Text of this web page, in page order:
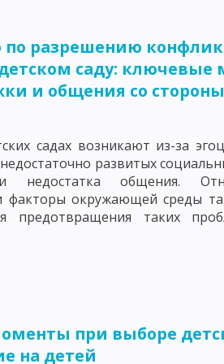
ПЕТЕРСОНА
УЧЕБНОГО ПРОЦЕССА
ПРОЦЕССА
ОБУЧЕНИЯ
УЧЕБНОЙ РАБОТЫ
ОТБОР МЕТОДОВ ОБУЧЕНИЯ
по разрешению
саду:
и общения со стороны
садах возникают из-за
развитых
недостатка общения.
окружающей среды
предотвращения таких
при выборе
на детей